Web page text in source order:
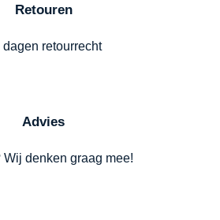
Retouren
dagen retourrecht
Advies
Wij denken graag mee!